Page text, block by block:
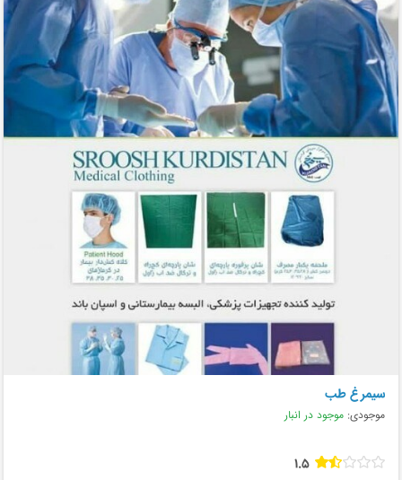
سیمرغ طب
موجودی: موجود در انبار
1.5